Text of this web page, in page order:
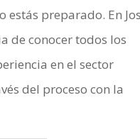
preparado. En
de conocer todos los
en el sector
del proceso con la